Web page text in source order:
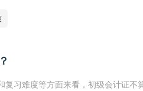
习难度等方面来看，初级会计证不